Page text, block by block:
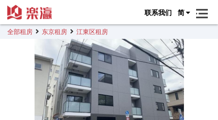
联系我们 简
全部租房 东京租房 江東区租房